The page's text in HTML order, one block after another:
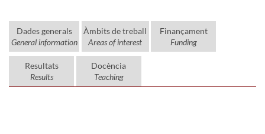
Dades generals
General information
Àmbits de treball
Areas of interest
Finançament
Funding
Resultats
Results
Docència
Teaching